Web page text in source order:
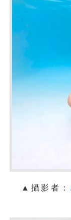
▲攝影者：